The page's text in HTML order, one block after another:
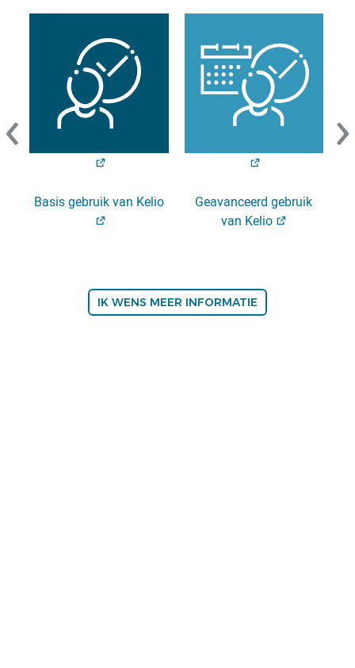
Basis gebruik van Kelio
Geavanceerd gebruik
van Kelio
‹ ›
IK WENS MEER INFORMATIE